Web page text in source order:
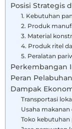
Posisi Strategis
1. Kebutuhan
2. Produk
3. Material
4. Produk ritel
5. Peralatan
Perkembangan
Peran
Dampak
Transportasi
Usaha
Toko kebutuhan